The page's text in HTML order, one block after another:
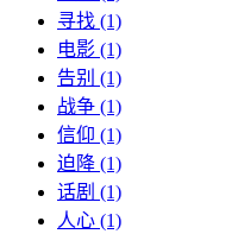
寻找 (1)
电影 (1)
告别 (1)
战争 (1)
信仰 (1)
迫降 (1)
话剧 (1)
人心 (1)